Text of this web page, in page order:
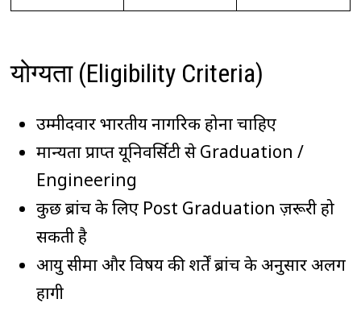
योग्यता (Eligibility Criteria)
उम्मीदवार भारतीय नागरिक होना चाहिए
मान्यता प्राप्त यूनिवर्सिटी से Graduation /
Engineering
कुछ ब्रांच के लिए Post Graduation ज़रूरी हो
सकती है
आयु सीमा और विषय की शर्तें ब्रांच के अनुसार अलग
होंगी